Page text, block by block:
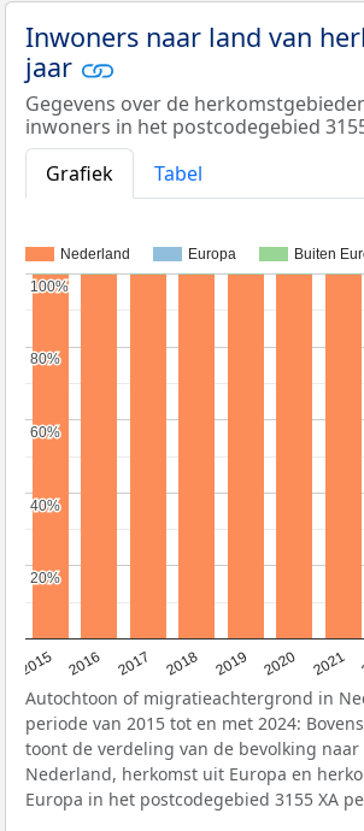
Inwoners naar land van
jaar
Gegevens over de
inwoners in het postcodegebied
Grafiek
Tabel
Nederland Europa Buiten
2015 2016 2017 2018 2019 2020 2021
20%
20%
40%
40%
60%
60%
80%
80%
100%
100%
Autochtoon of migratieachtergrond in
periode van 2015 tot en met 2024:
toont de verdeling van de bevolking
Nederland, herkomst uit Europa en
Europa in het postcodegebied 3155 XA